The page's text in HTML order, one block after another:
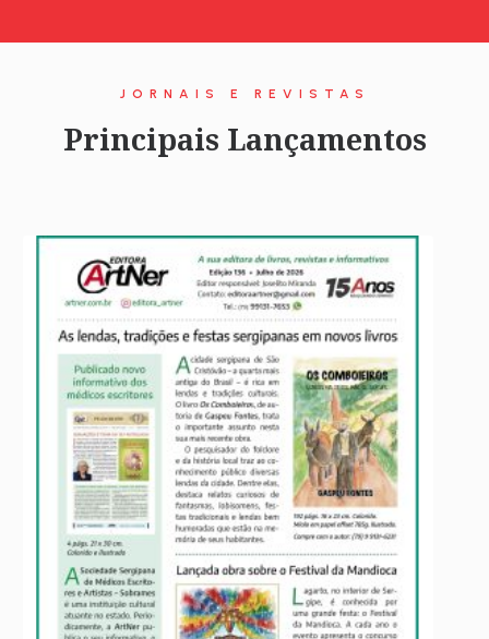
JORNAIS E REVISTAS
Principais Lançamentos